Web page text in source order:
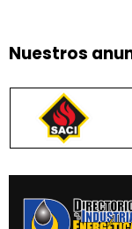
Nuestros